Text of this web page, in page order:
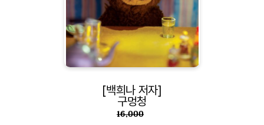
[백희나 저자]
구멍청
16,000